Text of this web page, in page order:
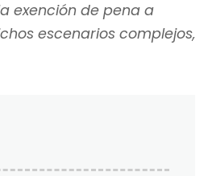
exención de pena a
escenarios complejos,